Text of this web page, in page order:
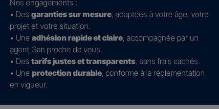
Nos engagements :
• Des garanties sur mesure, adaptées à votre âge, votre
projet et votre situation.
• Une adhésion rapide et claire, accompagnée par un
agent Gan proche de vous.
• Des tarifs justes et transparents, sans frais cachés.
• Une protection durable, conforme à la réglementation
en vigueur.